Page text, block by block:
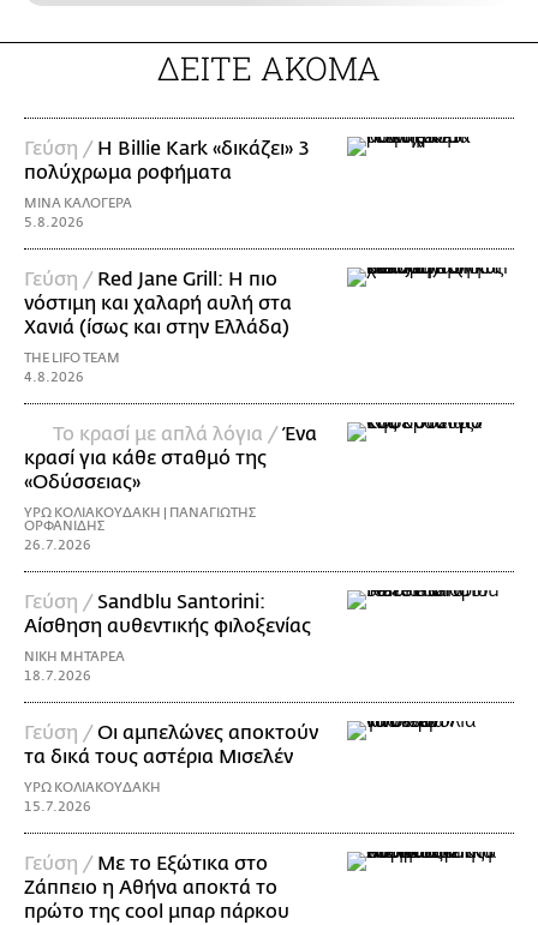
ΔΕΙΤΕ ΑΚΟΜΑ
Γεύση / H Billie Kark «δικάζει» 3
πολύχρωμα ροφήματα
ΜΙΝΑ ΚΑΛΟΓΕΡΑ
5.8.2026
Γεύση / Red Jane Grill: Η πιο
νόστιμη και χαλαρή αυλή στα
Χανιά (ίσως και στην Ελλάδα)
THE LIFO TEAM
4.8.2026
Το κρασί με απλά λόγια /Ένα
κρασί για κάθε σταθμό της
«Οδύσσειας»
ΥΡΩ ΚΟΛΙΑΚΟΥΔΑΚΗ | ΠΑΝΑΓΙΩΤΗΣ
ΟΡΦΑΝΙΔΗΣ
26.7.2026
Γεύση / Sandblu Santorini:
Αίσθηση αυθεντικής φιλοξενίας
ΝΙΚΗ ΜΗΤΑΡΕΑ
18.7.2026
Γεύση / Οι αμπελώνες αποκτούν
τα δικά τους αστέρια Μισελέν
ΥΡΩ ΚΟΛΙΑΚΟΥΔΑΚΗ
15.7.2026
Γεύση / Με το Εξώτικα στο
Ζάππειο η Αθήνα αποκτά το
πρώτο της cool μπαρ πάρκου